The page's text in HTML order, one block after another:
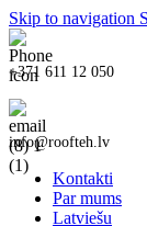
Skip to navigation
+371 611 12 050
info@roofteh.lv
Kontakti
Par mums
Latviešu